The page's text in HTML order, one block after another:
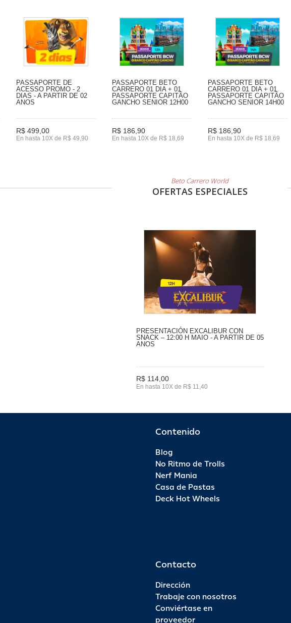
PASSAPORTE DE
ACESSO PROMO - 2
DIAS - A PARTIR DE 02
ANOS
R$ 499,00
En hasta 10X de R$ 49,90
PASSAPORTE BETO
CARRERO 01 DIA + 01
PASSAPORTE CAPITÃO
GANCHO SENIOR 12H00
R$ 186,90
En hasta 10X de R$ 18,69
PASSAPORTE BETO
CARRERO 01 DIA + 01
PASSAPORTE CAPITÃO
GANCHO SENIOR 14H00
R$ 186,90
En hasta 10X de R$ 18,69
Beto Carrero World
OFERTAS ESPECIALES
PRESENTACIÓN EXCALIBUR CON
SNACK – 12:00 H MAIO - A PARTIR DE 05
ANOS
R$ 114,00
En hasta 10X de R$ 11,40
Contenido
Blog
No Ritmo de Trolls
Nerf Mania
Casa de Pastas
Deck Hot Wheels
Contacto
Dirección
Trabaje con nosotros
Conviértase en
proveedor